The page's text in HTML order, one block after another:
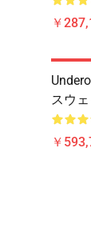
￥
スウ
￥